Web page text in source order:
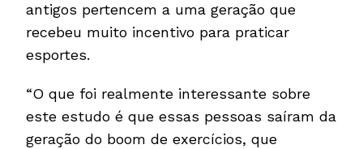
antigos pertencem a uma geração que
recebeu muito incentivo para praticar
esportes.
“O que foi realmente interessante sobre
este estudo é que essas pessoas saíram da
geração do boom de exercícios, que